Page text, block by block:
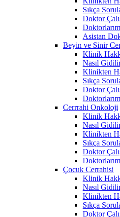
Sıkça
Doktor
Asistan
Beyin ve Sinir
Klinik
Nasıl
Klinikten
Sıkça
Doktor
Cerrrahi Onkoloji
Klinik
Nasıl
Klinikten
Sıkça
Doktor
Çocuk Cerrahisi
Klinik
Nasıl
Klinikten
Sıkça
Doktor